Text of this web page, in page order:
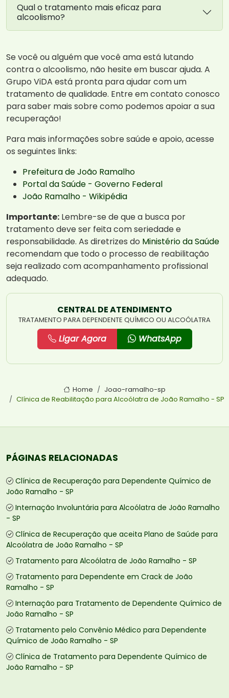
Qual o tratamento mais eficaz para
alcoolismo?
Se você ou alguém que você ama está lutando
contra o alcoolismo, não hesite em buscar ajuda. A
Grupo ViDA está pronta para ajudar com um
tratamento de qualidade. Entre em contato conosco
para saber mais sobre como podemos apoiar a sua
recuperação!
Para mais informações sobre saúde e apoio, acesse
os seguintes links:
Prefeitura de João Ramalho
Portal da Saúde - Governo Federal
João Ramalho - Wikipédia
Importante: Lembre-se de que a busca por
tratamento deve ser feita com seriedade e
responsabilidade. As diretrizes do Ministério da Saúde
recomendam que todo o processo de reabilitação
seja realizado com acompanhamento profissional
adequado.
CENTRAL DE ATENDIMENTO
TRATAMENTO PARA DEPENDENTE QUÍMICO OU ALCOÓLATRA
Ligar Agora WhatsApp
Home
Joao-ramalho-sp
Clínica de Reabilitação para Alcoólatra de João Ramalho - SP
PÁGINAS RELACIONADAS
Clínica de Recuperação para Dependente Químico de
João Ramalho - SP
Internação Involuntária para Alcoólatra de João Ramalho
- SP
Clínica de Recuperação que aceita Plano de Saúde para
Alcoólatra de João Ramalho - SP
Tratamento para Alcoólatra de João Ramalho - SP
Tratamento para Dependente em Crack de João
Ramalho - SP
Internação para Tratamento de Dependente Químico de
João Ramalho - SP
Tratamento pelo Convênio Médico para Dependente
Químico de João Ramalho - SP
Clínica de Tratamento para Dependente Químico de
João Ramalho - SP